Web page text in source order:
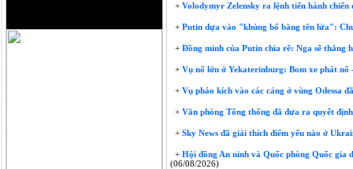
+ Volodymyr Zelensky ra lệnh tiến hành
+ Putin dựa vào "khủng bố bằng tên lửa":
+ Đồng minh của Putin chia rẽ: Nga sẽ thắng
+ Vụ nổ lớn ở Yekaterinburg: Bom xe phát
+ Vụ pháo kích vào các cảng ở vùng Odessa
+ Văn phòng Tổng thống đã đưa ra quyết
+ Sky News đã giải thích điểm yếu nào ở
+ Hội đồng An ninh và Quốc phòng Quốc gia
(06/08/2026)